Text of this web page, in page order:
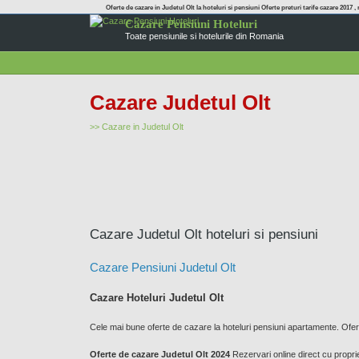
Oferte de cazare in Judetul Olt la hoteluri si pensiuni Oferte preturi tarife cazare
Cazare Pensiuni Hoteluri
Toate pensiunile si hotelurile din Romania
Cazare Judetul Olt
>> Cazare in Judetul Olt
Cazare Judetul Olt hoteluri si pensiuni
Cazare Pensiuni Judetul Olt
Cazare Hoteluri Judetul Olt
Cele mai bune oferte de cazare la hoteluri pensiuni apartamente.
Oferte de cazare Judetul Olt 2024 Rezervari online direct cu